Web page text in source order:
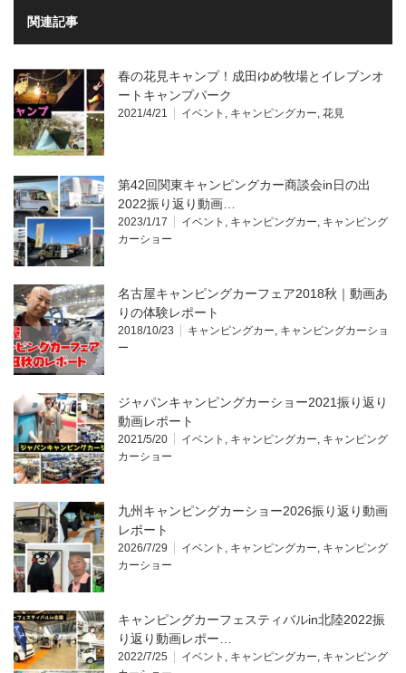
関連記事
春の花見キャンプ！成田ゆめ牧場とイレブンオ
ートキャンプパーク
2021/4/21 イベント , キャンピングカー, 花見
第42回関東キャンピングカー商談会in日の出
2022振り返り動画…
2023/1/17 イベント , キャンピングカー, キャンピング
カーショー
名古屋キャンピングカーフェア2018秋｜動画あ
りの体験レポート
2018/10/23 キャンピングカー, キャンピングカーショ
ー
ジャパンキャンピングカーショー2021振り返り
動画レポート
2021/5/20 イベント , キャンピングカー, キャンピング
カーショー
九州キャンピングカーショー2026振り返り動画
レポート
2026/7/29 イベント , キャンピングカー, キャンピング
カーショー
キャンピングカーフェスティバルin北陸2022振
り返り動画レポー…
2022/7/25 イベント , キャンピングカー, キャンピング